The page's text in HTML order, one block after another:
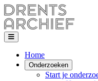
Home
Onderzoeken
Start je